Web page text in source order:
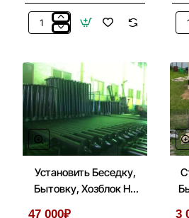
Глухая
Кровлю
Для
Беседок,
Бытовок,
Хозблоков
3х3
В
Установить Беседку,
Бытовку, Хозблок На
47 000₽ 3